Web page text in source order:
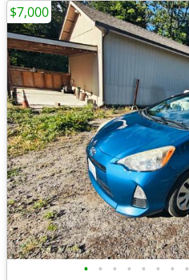
• • • • • • • •
$7,000